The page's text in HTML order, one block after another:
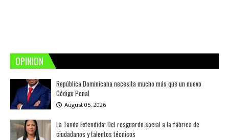
OPINION
República Dominicana necesita mucho más que un nuevo
Código Penal
August 05, 2026
La Tanda Extendida: Del resguardo social a la fábrica de
ciudadanos y talentos técnicos